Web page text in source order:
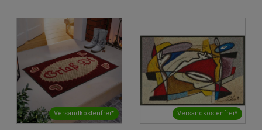
Versandkostenfrei* Versandkostenfrei*